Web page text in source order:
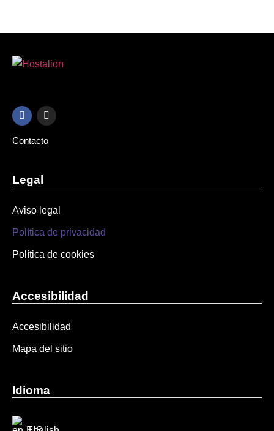
Contacto
Legal
Aviso legal
Política de privacidad
Política de cookies
Accesibilidad
Accesibilidad
Mapa del sitio
Idioma